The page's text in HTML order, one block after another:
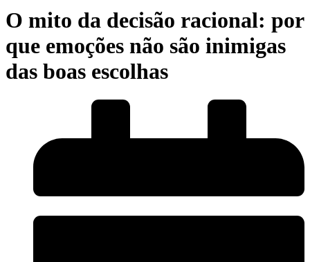
O mito da decisão racional: por
que emoções não são inimigas
das boas escolhas